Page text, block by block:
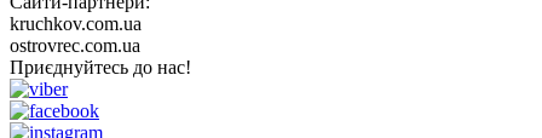
kruchkov.com.ua
ostrovrec.com.ua
Приєднуйтесь до нас!